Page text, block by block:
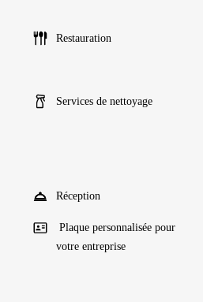
Restauration
Services de nettoyage
Réception
Plaque personnalisée pour
votre entreprise